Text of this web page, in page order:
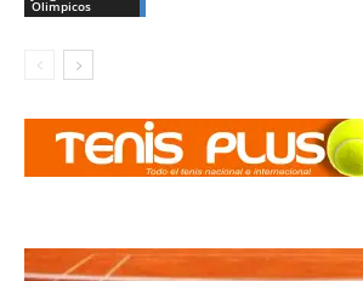
Olimpicos